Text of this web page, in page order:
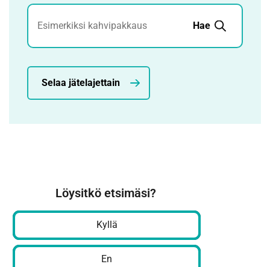
Jätehaku
Hae
Selaa jätelajettain
Löysitkö etsimäsi?
Kyllä
En